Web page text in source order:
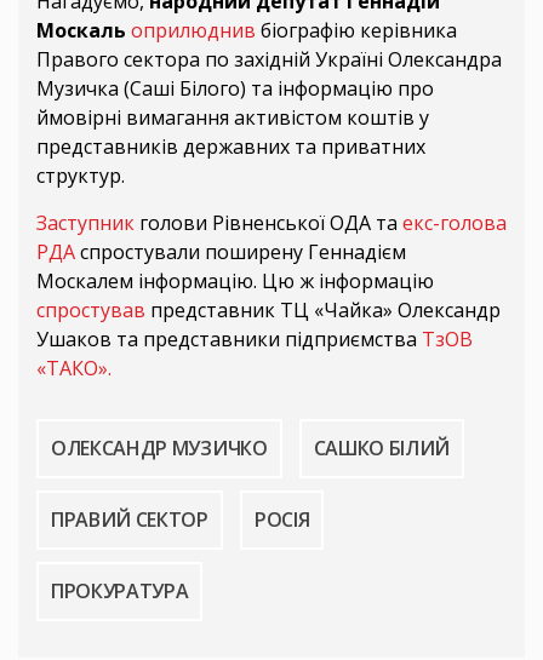
Москаль оприлюднив біографію керівника
Правого сектора по західній Україні Олександра
Музичка (Саші Білого) та інформацію про
ймовірні вимагання активістом коштів у
представників державних та приватних
структур.
Заступник голови Рівненської ОДА та екс-голова
РДАспростували поширену Геннадієм
Москалем інформацію. Цю ж інформацію
спростував представник ТЦ «Чайка» Олександр
Ушаков та представники підприємства ТзОВ
«ТАКО».
ОЛЕКСАНДР МУЗИЧКО САШКО БІЛИЙ
ПРАВИЙ СЕКТОР РОСІЯ
ПРОКУРАТУРА